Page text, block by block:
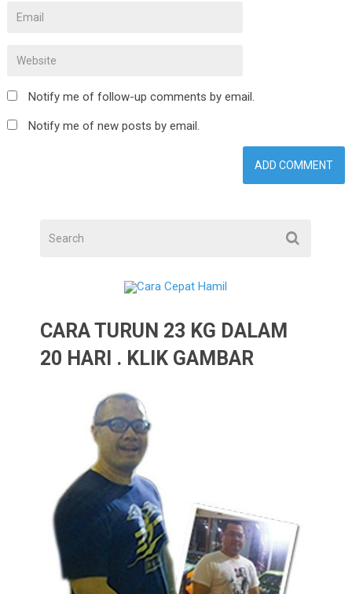
Notify me of follow-up comments by email.
Notify me of new posts by email.
CARA TURUN 23 KG DALAM
20 HARI . KLIK GAMBAR